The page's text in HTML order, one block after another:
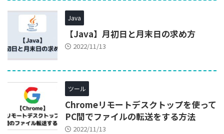
Java
【Java】月初日と月末日の求め方
2022/11/13
ツール
Chromeリモートデスクトップを使って
PC間でファイルの転送をする方法
2022/11/13